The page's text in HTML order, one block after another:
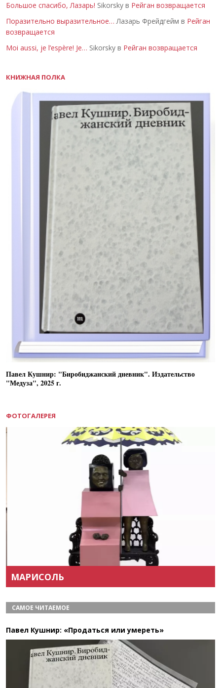
Большое спасибо, Лазарь! Sikorsky в Рейган возвращается
Поразительно выразительное… Лазарь Фрейдгейм в Рейган
возвращается
Moi aussi, je l’espère! Je… Sikorsky в Рейган возвращается
КНИЖНАЯ ПОЛКА
Павел Кушнир: "Биробиджанский дневник". Издательство
"Медуза", 2025 г.
ФОТОГАЛЕРЕЯ
МАРИСОЛЬ
САМОЕ ЧИТАЕМОЕ
Павел Кушнир: «Продаться или умереть»